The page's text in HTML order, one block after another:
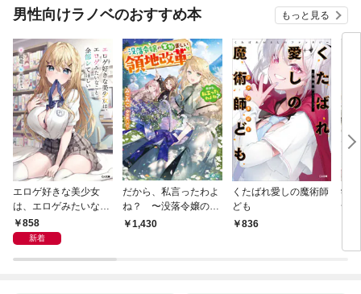
男性向けラノベのおすすめ本 もっと見る
エロゲ好きな美少女
は、エロゲみたいなこ
と全部シてほしい【電
子ＳＳ特典付き】
858
新着
だから、私言ったわよ
ね？ 〜没落令嬢の案
外楽しい領地改革〜
1,430
くたばれ愛しの魔術師
ども
836
学
命